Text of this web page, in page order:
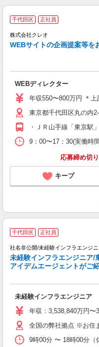
千代田区 正社員
株式会社クレオ
WEBサイトの企画提案等を
WEBディレクター
年収550〜800万円 ＊
東京都千代田区丸の内
・ＪＲ山手線「東京駅
9：00〜17：30(実働
応募締め切
キープ
千代田区 正社員
社名非公開/未経験インフラエンジニ
未経験インフラエンジニア
アイデムエージェントがご
未経験インフラエンジニア
年収：3,538,840万円
全国の弊社拠点 ※お住
9時00分 〜 18時00分